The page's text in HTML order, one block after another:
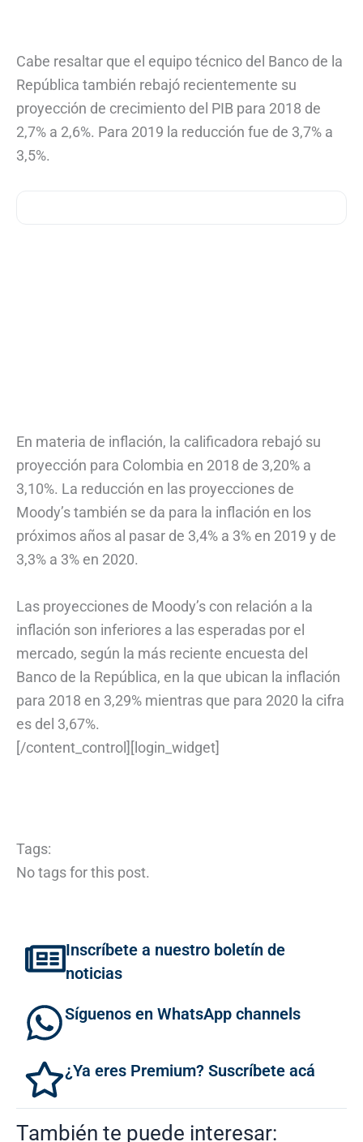
Cabe resaltar que el equipo técnico del Banco de la
República también rebajó recientemente su
proyección de crecimiento del PIB para 2018 de
2,7% a 2,6%. Para 2019 la reducción fue de 3,7% a
3,5%.
En materia de inflación, la calificadora rebajó su
proyección para Colombia en 2018 de 3,20% a
3,10%. La reducción en las proyecciones de
Moody’s también se da para la inflación en los
próximos años al pasar de 3,4% a 3% en 2019 y de
3,3% a 3% en 2020.
Las proyecciones de Moody’s con relación a la
inflación son inferiores a las esperadas por el
mercado, según la más reciente encuesta del
Banco de la República, en la que ubican la inflación
para 2018 en 3,29% mientras que para 2020 la cifra
es del 3,67%.
[/content_control][login_widget]
Tags:
No tags for this post.
Inscríbete a nuestro boletín de
noticias
Síguenos en WhatsApp channels
¿Ya eres Premium? Suscríbete acá
También te puede interesar: